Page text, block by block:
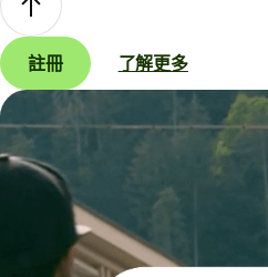
註冊 了解更多